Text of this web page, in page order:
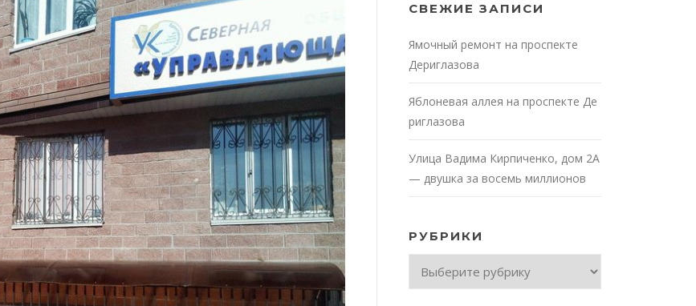
СВЕЖИЕ ЗАПИСИ
Ямочный ремонт на проспекте
Дериглазова
Яблоневая аллея на проспекте Де
риглазова
Улица Вадима Кирпиченко, дом 2А
— двушка за восемь миллионов
РУБРИКИ